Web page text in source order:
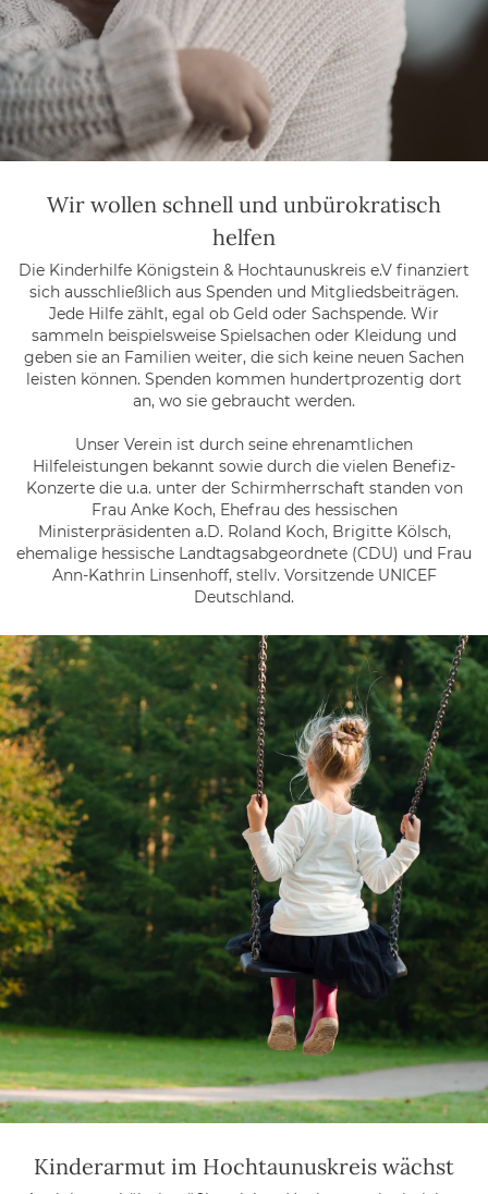
Wir wollen schnell und unbürokratisch
helfen
Die Kinderhilfe Königstein & Hochtaunuskreis e.V finanziert
sich ausschließlich aus Spenden und Mitgliedsbeiträgen.
Jede Hilfe zählt, egal ob Geld oder Sachspende. Wir
sammeln beispielsweise Spielsachen oder Kleidung und
geben sie an Familien weiter, die sich keine neuen Sachen
leisten können. Spenden kommen hundertprozentig dort
an, wo sie gebraucht werden.
Unser Verein ist durch seine ehrenamtlichen
Hilfeleistungen bekannt sowie durch die vielen Benefiz-
Konzerte die u.a. unter der Schirmherrschaft standen von
Frau Anke Koch, Ehefrau des hessischen
Ministerpräsidenten a.D. Roland Koch, Brigitte Kölsch,
ehemalige hessische Landtagsabgeordnete (CDU) und Frau
Ann-Kathrin Linsenhoff, stellv. Vorsitzende UNICEF
Deutschland.
Kinderarmut im Hochtaunuskreis wächst